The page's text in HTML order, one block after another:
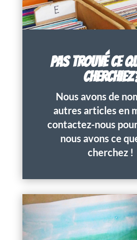
PAS TROUVÉ CE
Nous avons de
autres articles en
contactez-nous
nous avons ce
cherchez !